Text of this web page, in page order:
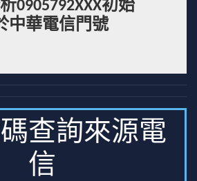
0905792XXX初始
中華電信門號
查詢來源電
信